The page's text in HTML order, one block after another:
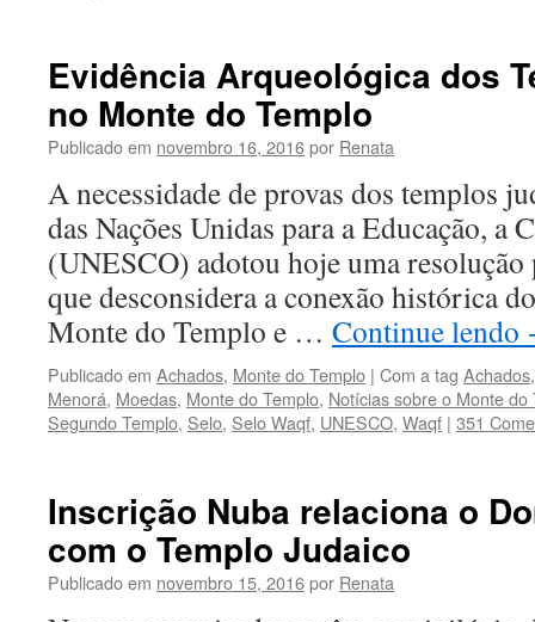
Evidência Arqueológica dos
no Monte do Templo
Publicado em novembro 16, 2016por Renata
A necessidade de provas dos templos
das Nações Unidas para a Educação, a
(UNESCO) adotou hoje uma
que desconsidera a conexão histórica
Monte do Templo e … Continue lendo
Publicado em Achados, Monte do Templo | Com a tag Achados
Menorá, Moedas, Monte do Templo, Notícias sobre o Monte do
Segundo Templo, Selo, Selo Waqf, UNESCO, Waqf | 351
Inscrição Nuba relaciona o
com o Templo Judaico
Publicado em novembro 15, 2016por Renata